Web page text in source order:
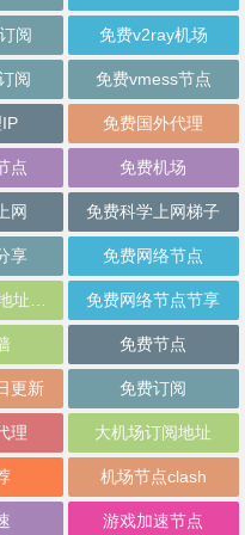
阅 免费v2ray机场
阅 免费vmess节点
免费国外代理
点 免费机场
网 免费科学上网梯子
享 免费网络节点
免费网络节点节享
免费节点
更新 免费订阅
理 大机场订阅地址
机场节点clash
游戏加速节点